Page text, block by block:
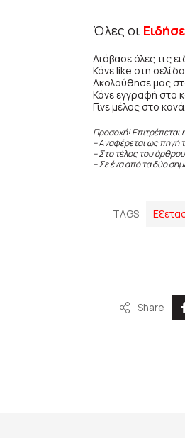
Όλες οι
Διάβασε όλες τις
Κάνε like στη
Ακολούθησε μας
Κάνε εγγραφή στο
Γίνε μέλος στο
Προσοχή!
– Αναφέρεται ως πηγή
– Στο τέλος του
– Σε ένα από τα δύο
TAGS
Share